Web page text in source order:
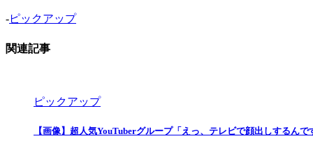
-ピックアップ
関連記事
ピックアップ
【画像】超人気YouTuberグループ「えっ、テレビで顔出しするん